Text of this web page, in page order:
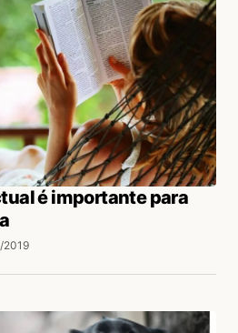
é importante para